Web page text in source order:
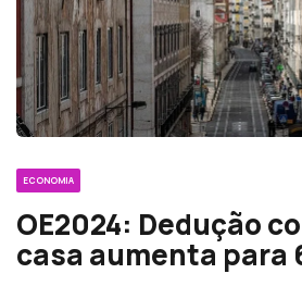
ECONOMIA
OE2024: Dedução
casa aumenta para